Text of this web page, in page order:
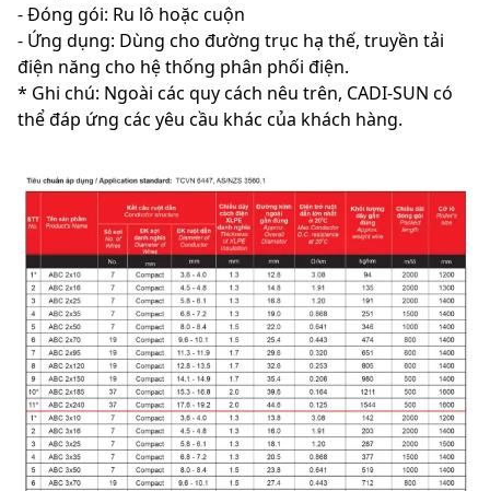
- Đóng gói: Ru lô hoặc cuộn
- Ứng dụng: Dùng cho đường trục hạ thế, truyền tải
điện năng cho hệ thống phân phối điện.
* Ghi chú: Ngoài các quy cách nêu trên, CADI-SUN có
thể đáp ứng các yêu cầu khác của khách hàng.